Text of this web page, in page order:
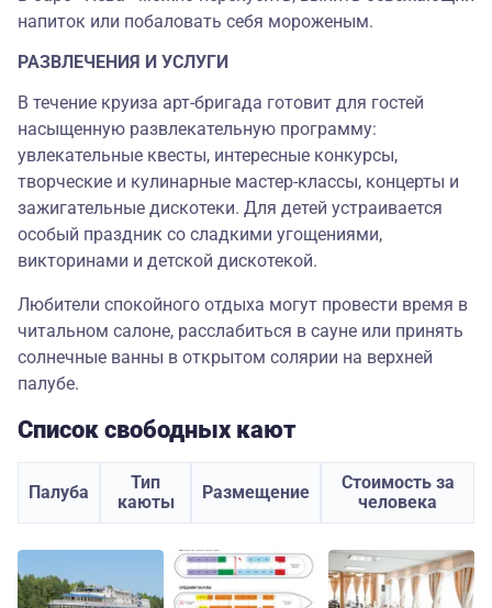
напиток или побаловать себя мороженым.
РАЗВЛЕЧЕНИЯ И УСЛУГИ
В течение круиза арт-бригада готовит для гостей
насыщенную развлекательную программу:
увлекательные квесты, интересные конкурсы,
творческие и кулинарные мастер-классы, концерты и
зажигательные дискотеки. Для детей устраивается
особый праздник со сладкими угощениями,
викторинами и детской дискотекой.
Любители спокойного отдыха могут провести время в
читальном салоне, расслабиться в сауне или принять
солнечные ванны в открытом солярии на верхней
палубе.
Список свободных кают
Палуба
Тип
каюты
Размещение
Стоимость за
человека